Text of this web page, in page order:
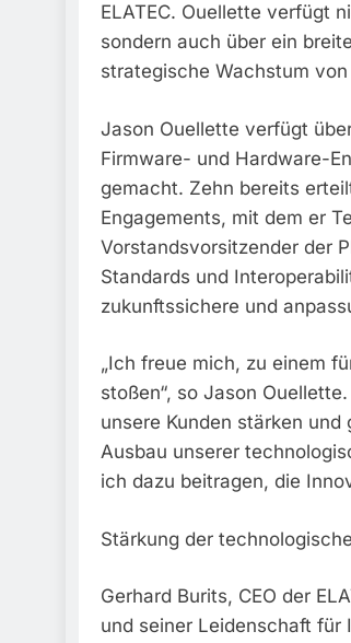
ELATEC. Ouellette verfügt
sondern auch über ein
strategische Wachstum
Jason Ouellette verfügt
Firmware- und Hardware-
gemacht. Zehn bereits
Engagements, mit dem er
Vorstandsvorsitzender der
Standards und
zukunftssichere und
„Ich freue mich, zu einem
stoßen“, so Jason
unsere Kunden stärken
Ausbau unserer
ich dazu beitragen, die
Stärkung der
Gerhard Burits, CEO der
und seiner Leidenschaft